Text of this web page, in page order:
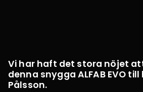
Vi har haft det stora nöjet
denna snygga ALFAB EVO
Pålsson.